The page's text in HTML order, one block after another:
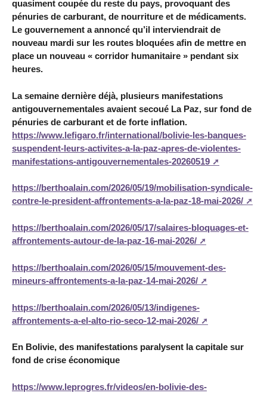
quasiment coupée du reste du pays, provoquant des
pénuries de carburant, de nourriture et de médicaments.
Le gouvernement a annoncé qu’il interviendrait de
nouveau mardi sur les routes bloquées afin de mettre en
place un nouveau « corridor humanitaire » pendant six
heures.
La semaine dernière déjà, plusieurs manifestations
antigouvernementales avaient secoué La Paz, sur fond de
pénuries de carburant et de forte inflation.
https://www.lefigaro.fr/international/bolivie-les-banques-
suspendent-leurs-activites-a-la-paz-apres-de-violentes-
manifestations-antigouvernementales-20260519
https://berthoalain.com/2026/05/19/mobilisation-syndicale-
contre-le-president-affrontements-a-la-paz-18-mai-2026/
https://berthoalain.com/2026/05/17/salaires-bloquages-et-
affrontements-autour-de-la-paz-16-mai-2026/
https://berthoalain.com/2026/05/15/mouvement-des-
mineurs-affrontements-a-la-paz-14-mai-2026/
https://berthoalain.com/2026/05/13/indigenes-
affrontements-a-el-alto-rio-seco-12-mai-2026/
En Bolivie, des manifestations paralysent la capitale sur
fond de crise économique
https://www.leprogres.fr/videos/en-bolivie-des-